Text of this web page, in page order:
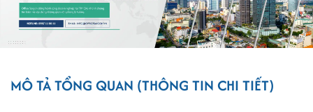
MÔ TẢ TỔNG QUAN (THÔNG TIN CHI TIẾT)